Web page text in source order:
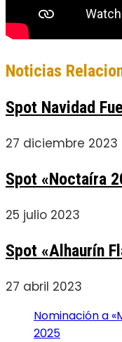
Noticias
Spot Navidad
27 diciembre 2023
Spot «Noctaíra
25 julio 2023
Spot «Alhaurín
27 abril 2023
Nominación a
2025